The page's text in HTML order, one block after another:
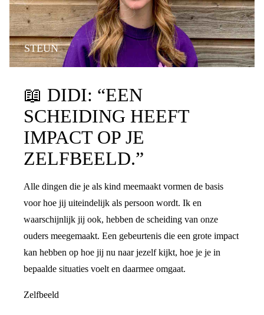
STEUN
📖 DIDI: “EEN
SCHEIDING HEEFT
IMPACT OP JE
ZELFBEELD.”
Alle dingen die je als kind meemaakt vormen de basis
voor hoe jij uiteindelijk als persoon wordt. Ik en
waarschijnlijk jij ook, hebben de scheiding van onze
ouders meegemaakt. Een gebeurtenis die een grote impact
kan hebben op hoe jij nu naar jezelf kijkt, hoe je je in
bepaalde situaties voelt en daarmee omgaat.
Zelfbeeld